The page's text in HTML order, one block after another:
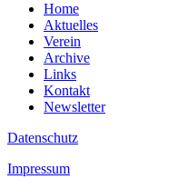
Home
Aktuelles
Verein
Archive
Links
Kontakt
Newsletter
Datenschutz
Impressum